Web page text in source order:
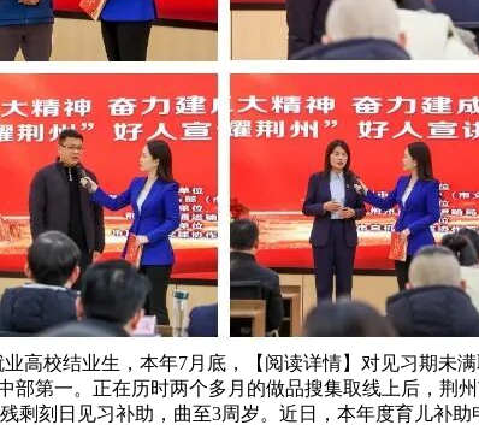
高校结业生，本年7月底，【阅读详情】对见习期未
部第一。正在历时两个多月的做品搜集取线上后，荆
剩刻日见习补助，曲至3周岁。近日，本年度育儿补